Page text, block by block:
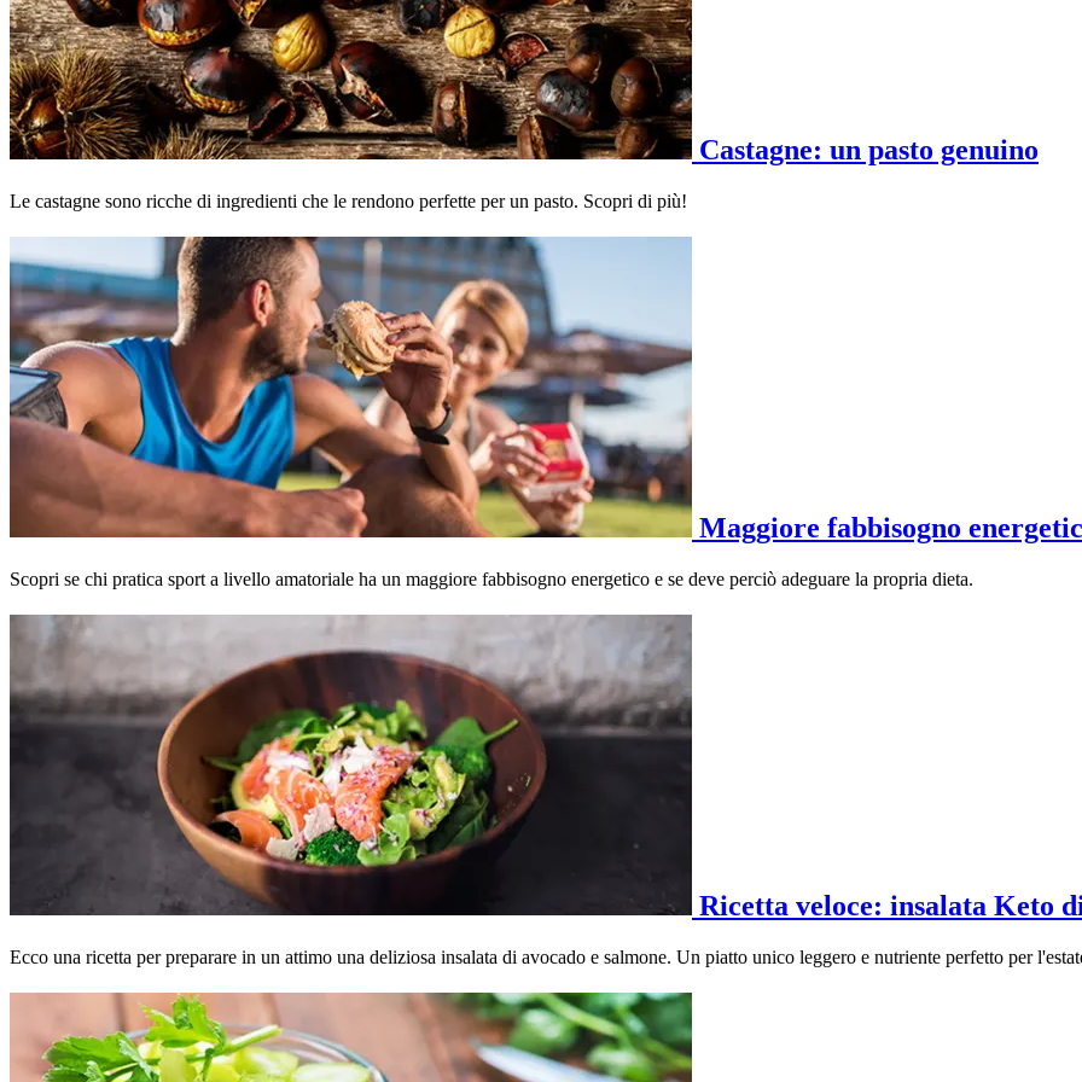
Castagne: un pasto genuino
Le castagne sono ricche di ingredienti che le rendono perfette per un pasto. Scopri di più!
Maggiore fabbisogno
Scopri se chi pratica sport a livello amatoriale ha un maggiore fabbisogno energetico e se deve perciò adeguare la propria dieta.
Ricetta veloce: insalata Keto
Ecco una ricetta per preparare in un attimo una deliziosa insalata di avocado e salmone. Un piatto unico leggero e nutriente perfetto per